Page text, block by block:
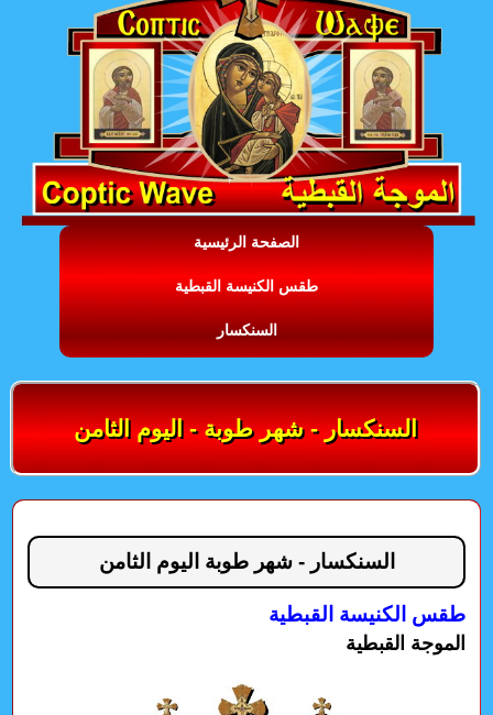
الصفحة الرئيسية
طقس الكنيسة القبطية
السنكسار
السنكسار - شهر طوبة - اليوم الثامن
السنكسار - شهر طوبة اليوم الثامن
طقس الكنيسة القبطية
الموجة القبطية